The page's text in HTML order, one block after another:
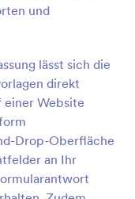
und
lässt sich die
direkt
einer Website
Drop-Oberfläche
an Ihr